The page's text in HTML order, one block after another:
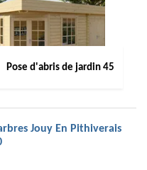
Pose d'abris de jardin 45
Jouy En Pithiverais